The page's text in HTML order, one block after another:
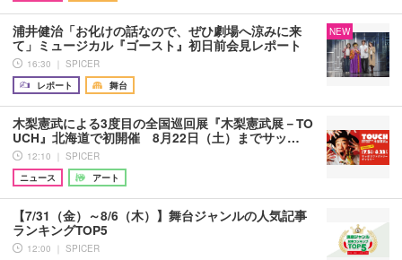
浦井健治「お化けの話なので、ぜひ劇場へ涼みに来
て」ミュージカル『ゴースト』初日前会見レポート
16:30 ｜ SPICER
レポート
舞台
NEW
木梨憲武による3度目の全国巡回展『木梨憲武展－TO
UCH』北海道で初開催 8月22日（土）までサッ…
12:10 ｜ SPICER
ニュース
アート
【7/31（金）～8/6（木）】舞台ジャンルの人気記事
ランキングTOP5
12:00 ｜ SPICER